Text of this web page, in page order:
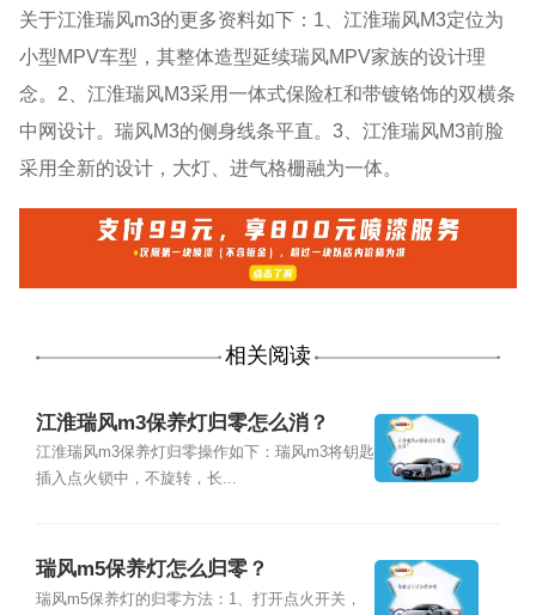
关于江淮瑞风m3的更多资料如下：1、江淮瑞风M3定位为
小型MPV车型，其整体造型延续瑞风MPV家族的设计理
念。2、江淮瑞风M3采用一体式保险杠和带镀铬饰的双横条
中网设计。瑞风M3的侧身线条平直。3、江淮瑞风M3前脸
采用全新的设计，大灯、进气格栅融为一体。
相关阅读
江淮瑞风m3保养灯归零怎么消？
江淮瑞风m3保养灯归零操作如下：瑞风m3将钥匙
插入点火锁中，不旋转，长...
瑞风m5保养灯怎么归零？
瑞风m5保养灯的归零方法：1、打开点火开关，